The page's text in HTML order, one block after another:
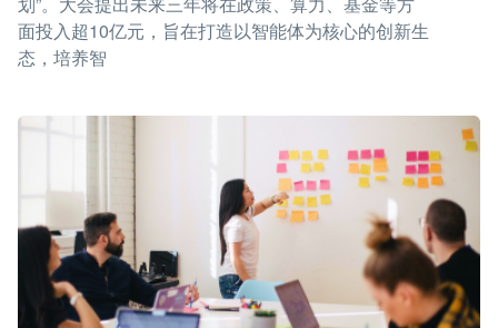
面投入超10亿元，旨在打造以智能体为核心的创新生
态，培养智